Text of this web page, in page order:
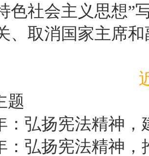
色社会主义思想”
、取消国家主席
题
：弘扬宪法精神
：弘扬宪法精神